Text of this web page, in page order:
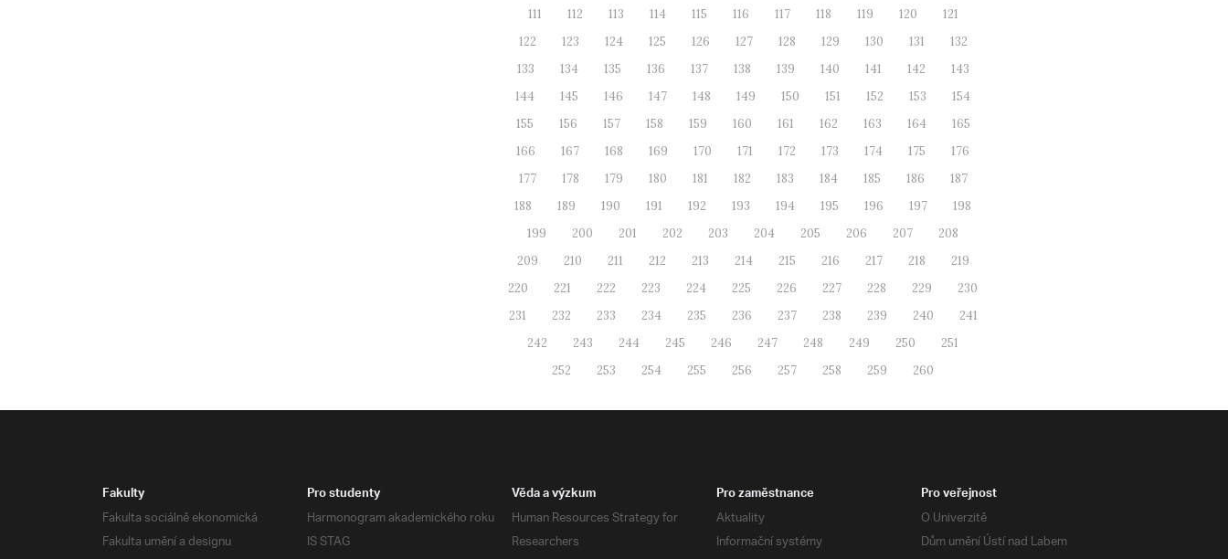
111
112 113 114 115 116 117 118 119 120
121
122
123 124 125 126 127 128 129 130 131
132
133
134 135 136 137 138 139 140 141 142
143
144
145 146 147 148 149 150 151 152 153
154
155
156 157 158 159 160 161 162 163 164
165
166
167 168 169 170 171 172 173 174 175
176
177
178 179 180 181 182 183 184 185 186
187
188
189 190 191 192 193 194 195 196 197
198
199
200 201 202 203 204 205 206 207
208
209
210 211 212 213 214 215 216 217 218
219
220
221 222 223 224 225 226 227 228 229
230
231
232 233 234 235 236 237 238 239 240
241
242
243 244 245 246 247 248 249 250
251
252
253 254 255 256 257 258 259 260
Fakulty
Fakulta sociálně ekonomická
Fakulta umění a designu
Pro studenty
Harmonogram akademického roku
IS STAG
Věda a výzkum
Human Resources Strategy for
Researchers
Pro zaměstnance
Aktuality
Informační systémy
Pro veřejnost
O Univerzitě
Dům umění Ústí nad Labem